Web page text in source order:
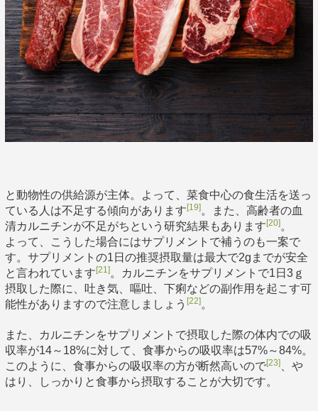
と動物性の供給源が主体。よって、菜食中心の食生活を送っ
ている人は不足する傾向があります [19]。また、高齢者の血
清カルニチンが不足がちという研究結果もあります [20]。
よって、こうした場合にはサプリメントで補うのも一案で
す。サプリメントの1日の推奨摂取量は最大で2gまでが安全
と言われています [21]。カルニチンをサプリメントで1日3ｇ
摂取した際に、吐き気、嘔吐、下痢などの副作用を起こす可
能性がありますので注意しましょう [22]。
また、カルニチンをサプリメントで摂取した際の体内での吸
収率が14～18%に対して、食事からの吸収率は57%～84%。
このように、食事からの吸収率の方が断然高いので[23]、や
はり、しっかりと食事から摂取することが大切です。